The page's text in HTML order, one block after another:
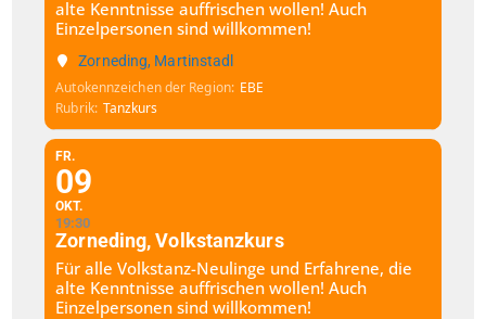
alte Kenntnisse auffrischen wollen! Auch
Einzelpersonen sind willkommen!
Zorneding, Martinstadl
Autokennzeichen der Region EBE
Rubrik Tanzkurs
FR.
09
OKT.
19:30
Zorneding, Volkstanzkurs
Für alle Volkstanz-Neulinge und Erfahrene, die
alte Kenntnisse auffrischen wollen! Auch
Einzelpersonen sind willkommen!